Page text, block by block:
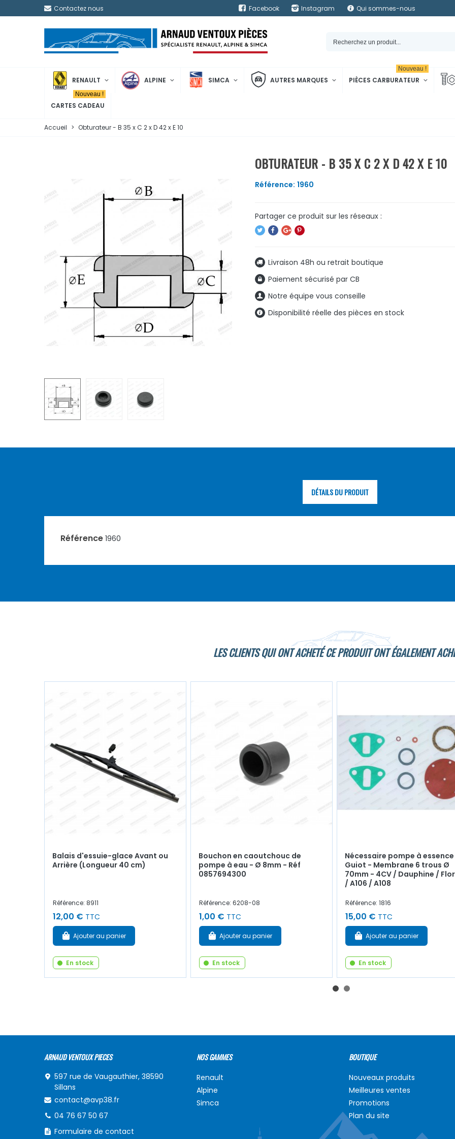
Contactez nous Facebook Instagram Qui sommes-nous
RENAULT ALPINE SIMCA AUTRES MARQUES PIÈCES CARBURATEUR
Nouveau !
CARTES CADEAU
Nouveau !
Accueil > Obturateur - B 35 x C 2 x D 42 x E 10
OBTURATEUR - B 35 X C 2 X D 42 X E 10
Référence: 1960
Livraison 48h ou retrait boutique
Paiement sécurisé par CB
Notre équipe vous conseille
Disponibilité réelle des pièces en stock
DÉTAILS DU PRODUIT
Référence 1960
LES CLIENTS QUI ONT ACHETÉ CE PRODUIT ONT ÉGALEMENT
Balais d'essuie-glace Avant ou
Arrière (Longueur 40 cm)
Référence: 8911
12,00 € TTC
Ajouter au panier
En stock
Bouchon en caoutchouc de
pompe à eau - Ø 8mm - Réf
0857694300
Référence: 6208-08
1,00 € TTC
Ajouter au panier
En stock
Nécessaire pompe à essence
Guiot - Membrane 6 trous Ø
70mm - 4CV / Dauphine /
/ A106 / A108
Référence: 1816
15,00 € TTC
Ajouter au panier
En stock
ARNAUD VENTOUX PIECES
597 rue de Vaugauthier, 38590
Sillans
contact@avp38.fr
04 76 67 50 67
Formulaire de contact
NOS GAMMES
Renault
Alpine
Simca
BOUTIQUE
Nouveaux produits
Meilleures ventes
Promotions
Plan du site